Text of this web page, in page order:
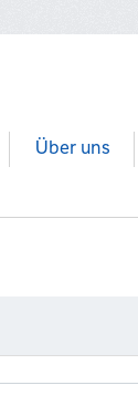
Über uns